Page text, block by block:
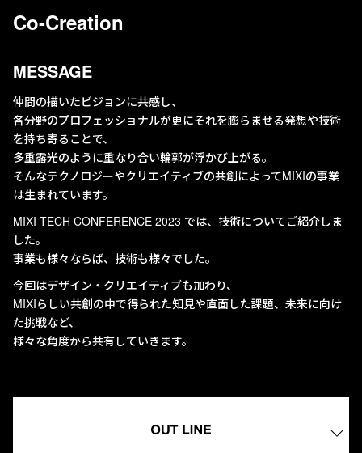
Co-Creation
MESSAGE
仲間の描いたビジョンに共感し、
各分野のプロフェッショナルが更にそれを膨らませる発想や技術
を持ち寄ることで、
多重露光のように重なり合い輪郭が浮かび上がる。
そんなテクノロジーやクリエイティブの共創によってMIXIの事業
は生まれています。
MIXI TECH CONFERENCE 2023 では、技術についてご紹介しま
した。
事業も様々ならば、技術も様々でした。
今回はデザイン・クリエイティブも加わり、
MIXIらしい共創の中で得られた知見や直面した課題、未来に向け
た挑戦など、
様々な角度から共有していきます。